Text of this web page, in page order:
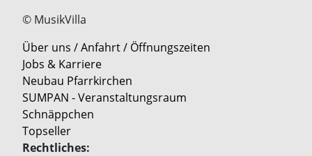
© MusikVilla
Über uns / Anfahrt / Öffnungszeiten
Jobs & Karriere
Neubau Pfarrkirchen
SUMPAN - Veranstaltungsraum
Schnäppchen
Topseller
Rechtliches: